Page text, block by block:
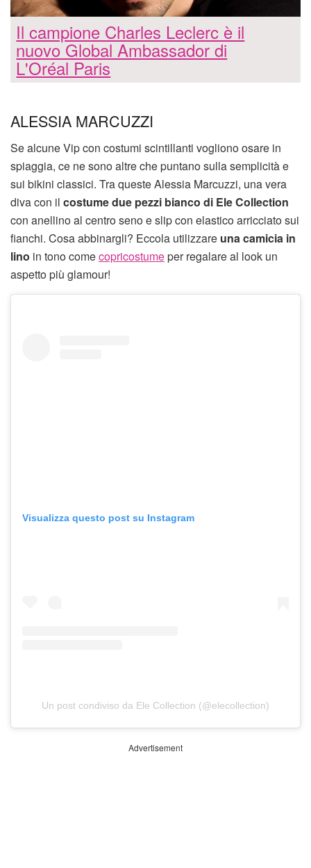
Il campione Charles Leclerc è il
nuovo Global Ambassador di
L'Oréal Paris
ALESSIA MARCUZZI
Se alcune Vip con costumi scintillanti vogliono osare in
spiaggia, ce ne sono altre che puntano sulla semplicità e
sui bikini classici. Tra queste Alessia Marcuzzi, una vera
diva con il costume due pezzi bianco di Ele Collection
con anellino al centro seno e slip con elastico arricciato sui
fianchi. Cosa abbinargli? Eccola utilizzare una camicia in
lino in tono comecopricostumeper regalare al look un
aspetto più glamour!
Visualizza questo post su Instagram
Un post condiviso da Ele Collection (@elecollection)
Advertisement